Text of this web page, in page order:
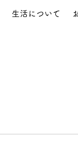
生活について